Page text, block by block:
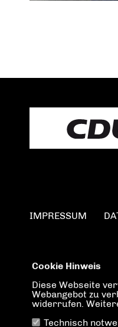
IMPRESSUM
Cookie Hinweis
Diese Webseite
Webangebot zu
widerrufen.
Technisch